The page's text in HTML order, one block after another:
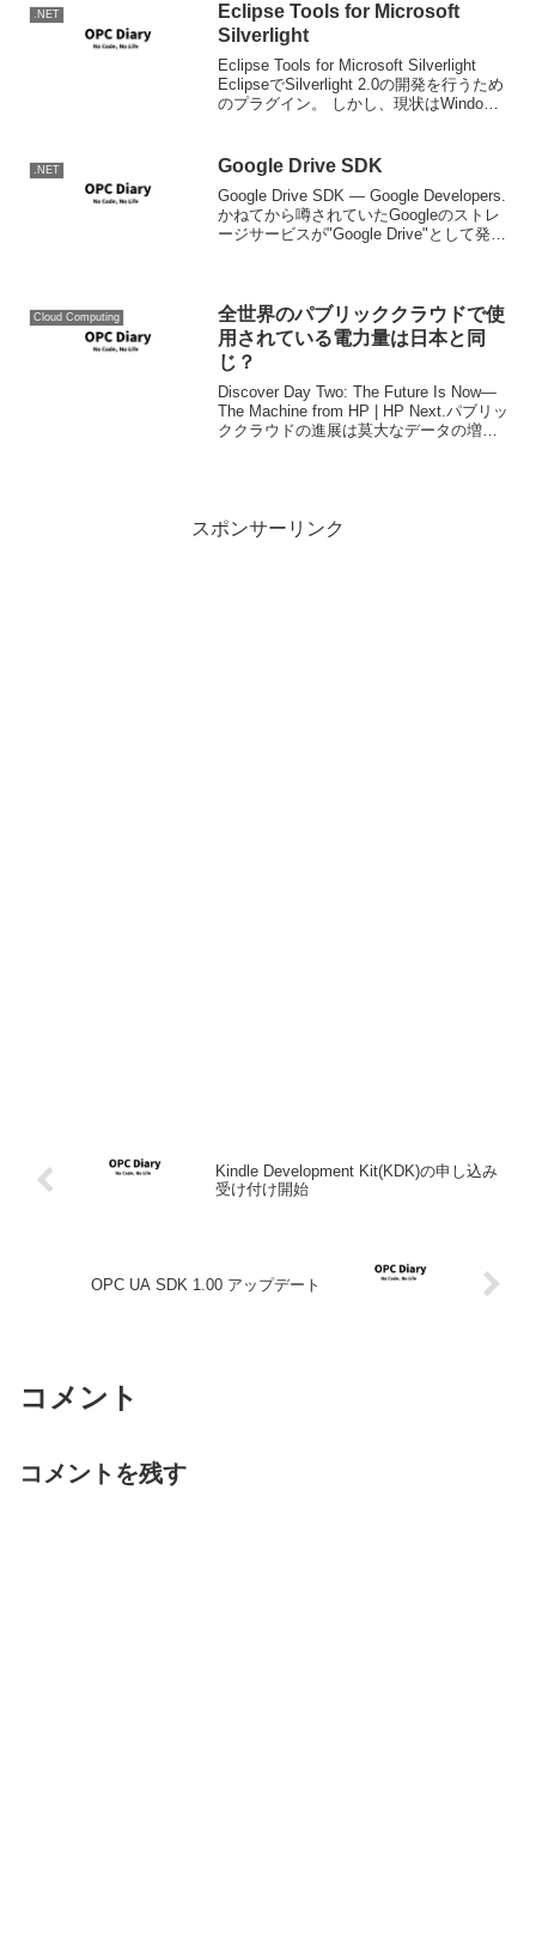
.NET
Eclipse Tools for Microsoft
Silverlight
Eclipse Tools for Microsoft Silverlight
EclipseでSilverlight 2.0の開発を行うため
のプラグイン。 しかし、現状はWindows
.NET Google Drive SDK
Google Drive SDK — Google Developers.
かねてから噂されていたGoogleのストレ
ージサービスが"Google Drive"として発表
Cloud Computing
全世界のパブリッククラウドで使
用されている電力量は日本と同
じ？
Discover Day Two: The Future Is Now—
The Machine from HP | HP Next.パブリッ
ククラウドの進展は莫大なデータの増加
スポンサーリンク
Kindle Development Kit(KDK)の申し込み
受け付け開始
OPC UA SDK 1.00 アップデート
コメント
コメントを残す